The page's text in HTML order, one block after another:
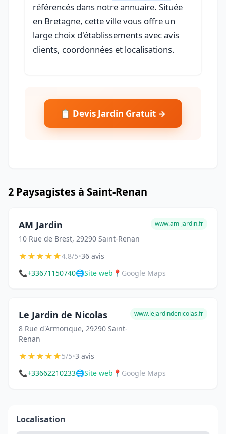
référencés dans notre annuaire. Située
en Bretagne, cette ville vous offre un
large choix d'établissements avec avis
clients, coordonnées et localisations.
📋 Devis Jardin Gratuit →
2 Paysagistes à Saint-Renan
AM Jardin
10 Rue de Brest, 29290 Saint-Renan
www.am-jardin.fr
★★★★★4.8/5•36 avis
📞+33671150740🌐Site web 📍 Google Maps
Le Jardin de Nicolas
8 Rue d'Armorique, 29290 Saint-
Renan
www.lejardindenicolas.fr
★★★★★5/5•3 avis
📞+33662210233🌐Site web 📍 Google Maps
Localisation